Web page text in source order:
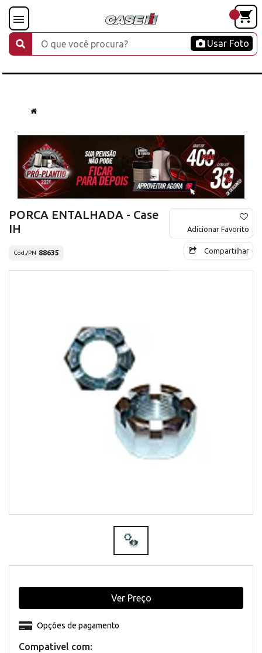
Usar Foto
PORCA ENTALHADA - Case
IH
Cód./PN 88635
Adicionar Favorito
Compartilhar
Compativel com:
Opções de pagamento
Ver Preço